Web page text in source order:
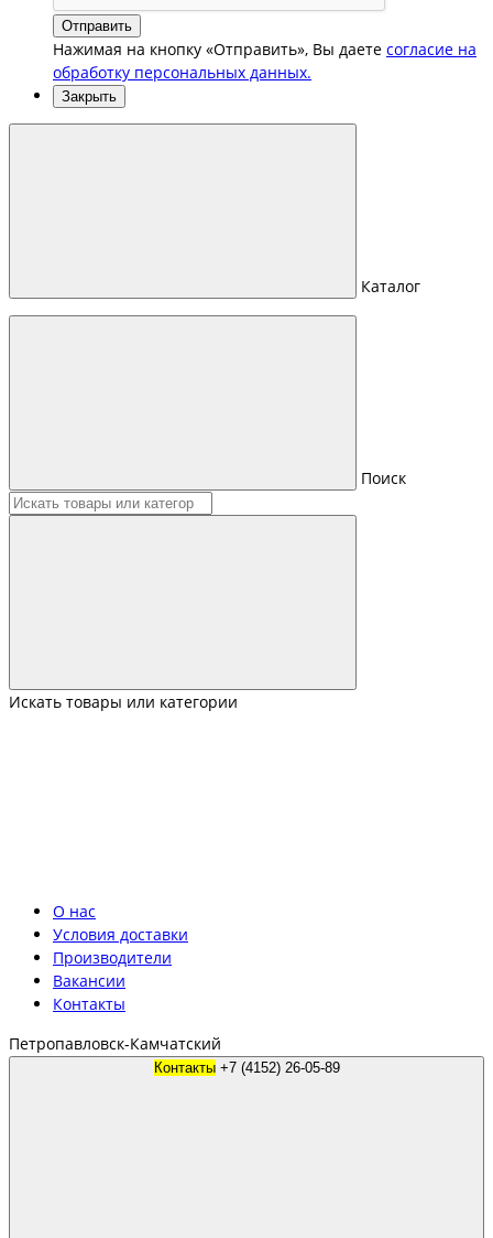
Отправить
Нажимая на кнопку «Отправить», Вы даете согласие на
обработку персональных данных.
Закрыть
Каталог
Поиск
Искать товары или категории
О нас
Условия доставки
Производители
Вакансии
Контакты
Петропавловск-Камчатский
Контакты +7 (4152) 26-05-89